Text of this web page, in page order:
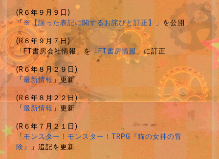
(R６年９月９日)
「※【誤った表記に関するお詫びと訂正】 」を公開
(R６年９月７日)
「FT書房会社情報」を「FT書房情報」に訂正
(R６年８月２９日)
「最新情報」更新
(R６年８月２２日)
「最新情報」更新
(R６年７月２１日)
「モンスター！モンスター！TRPG『猫の女神の冒
険』 」追記を更新